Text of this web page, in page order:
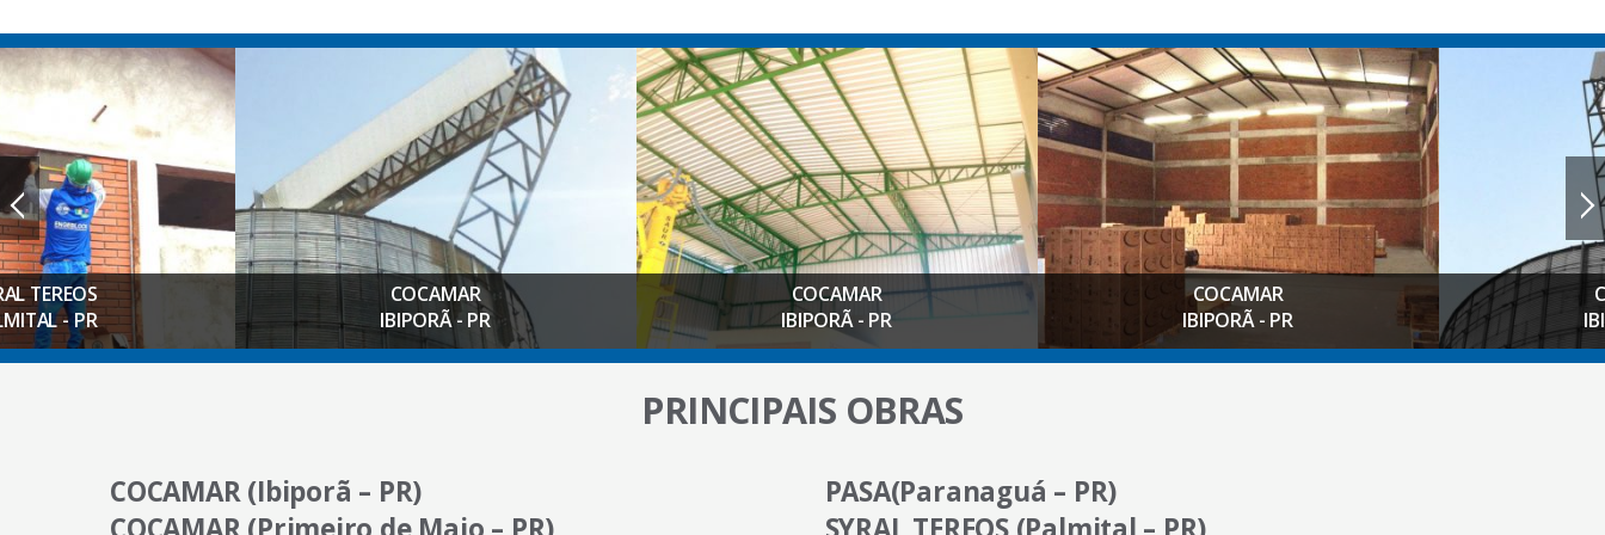
PR
COCAMAR
IBIPORÃ - PR
COCAMAR
IBIPORÃ - PR
COCAMAR
IBIPORÃ - PR
IBIPORÃ
PRINCIPAIS OBRAS
COCAMAR (Ibiporã – PR)
PASA(Paranaguá – PR)